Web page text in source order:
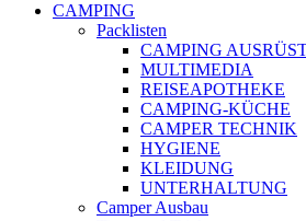
CAMPING
Packlisten
CAMPING
MULTIMEDIA
REISEAPOTHEKE
CAMPING-KÜCHE
CAMPER TECHNIK
HYGIENE
KLEIDUNG
UNTERHALTUNG
Camper Ausbau